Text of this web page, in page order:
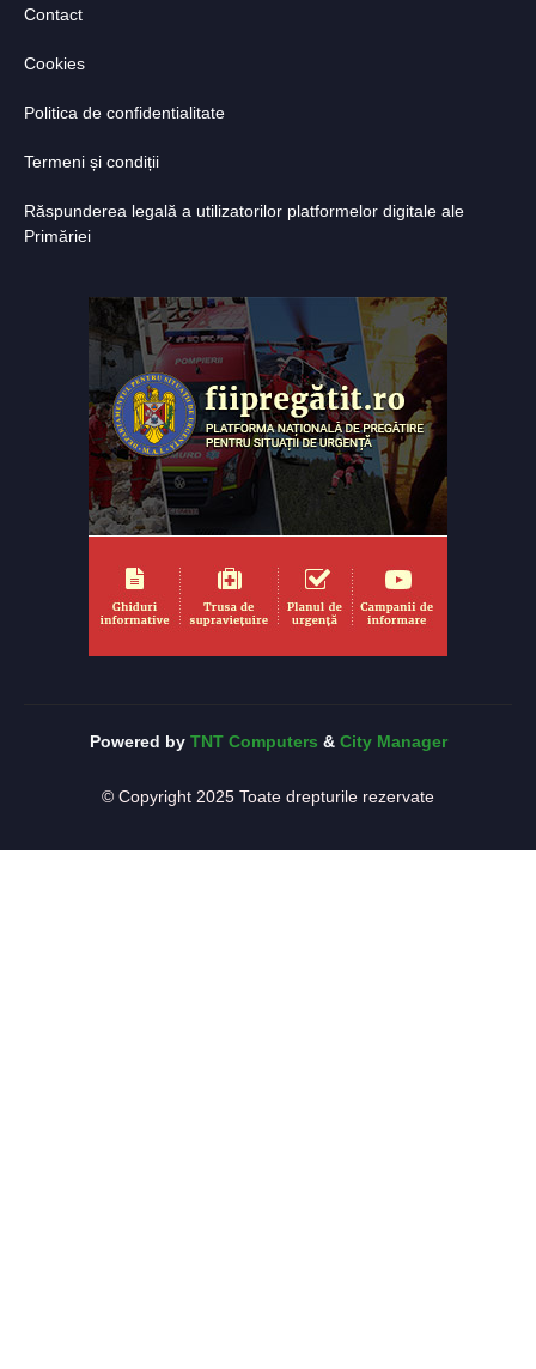
Contact
Cookies
Politica de confidentialitate
Termeni și condiții
Răspunderea legală a utilizatorilor platformelor digitale ale
Primăriei
Powered by TNT Computers & City Manager
© Copyright 2025 Toate drepturile rezervate